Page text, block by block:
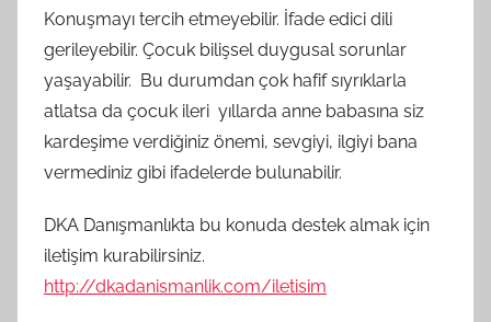
Konuşmayı tercih etmeyebilir. İfade edici dili
gerileyebilir. Çocuk bilişsel duygusal sorunlar
yaşayabilir. Bu durumdan çok hafif sıyrıklarla
atlatsa da çocuk ileri yıllarda anne babasına siz
kardeşime verdiğiniz önemi, sevgiyi, ilgiyi bana
vermediniz gibi ifadelerde bulunabilir.
DKA Danışmanlıkta bu konuda destek almak için
iletişim kurabilirsiniz.
http://dkadanismanlik.com/iletisim